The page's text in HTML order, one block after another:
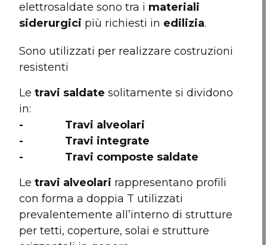
elettrosaldate sono tra i materiali
siderurgici più richiesti in edilizia.
Sono utilizzati per realizzare costruzioni
resistenti
Letravi saldate solitamente si dividono
in:
- Travi alveolari
- Travi integrate
- Travi composte saldate
Letravi alveolari rappresentano profili
con forma a doppia T utilizzati
prevalentemente all’interno di strutture
per tetti, coperture, solai e strutture